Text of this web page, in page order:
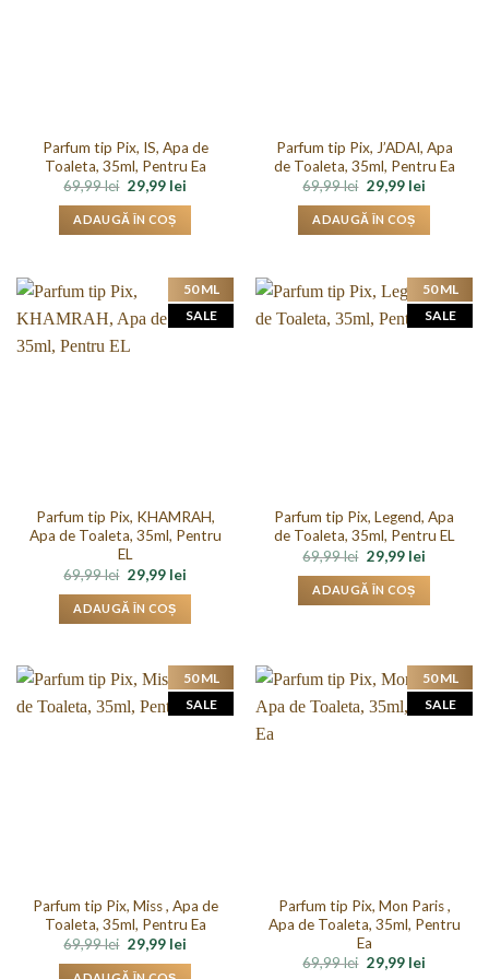
Parfum tip Pix, IS, Apa de
Toaleta, 35ml, Pentru Ea
69,99lei Prețul
inițial
a
fost:
29,99 leiPrețul
ADAUGĂ ÎN COȘ
Parfum tip Pix, J’ADAI, Apa
de Toaleta, 35ml, Pentru Ea
69,99lei Prețul
inițial
a
fost:
29,99 leiPrețul
ADAUGĂ ÎN COȘ
Parfum tip Pix, KHAMRAH,
Apa de Toaleta, 35ml, Pentru
EL
69,99lei Prețul
inițial
a
fost:
29,99 leiPrețul
ADAUGĂ ÎN COȘ
50 ML
SALE
Parfum tip Pix, Legend, Apa
de Toaleta, 35ml, Pentru EL
69,99lei Prețul
inițial
a
fost:
29,99 leiPrețul
ADAUGĂ ÎN COȘ
50 ML
SALE
Parfum tip Pix, Miss , Apa de
Toaleta, 35ml, Pentru Ea
69,99lei Prețul
inițial
a
29,99 leiPrețul
50 ML
SALE
Parfum tip Pix, Mon Paris ,
Apa de Toaleta, 35ml, Pentru
Ea
69,99lei Prețul
29,99 leiPrețul
50 ML
SALE